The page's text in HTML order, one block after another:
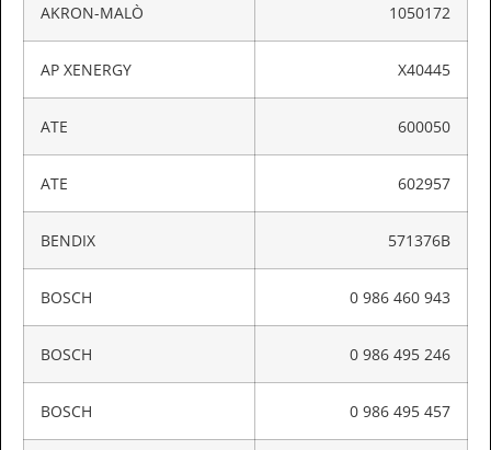
AKRON-MALÒ 1050172
AP XENERGY X40445
ATE 600050
ATE 602957
BENDIX 571376B
BOSCH 0 986 460 943
BOSCH 0 986 495 246
BOSCH 0 986 495 457